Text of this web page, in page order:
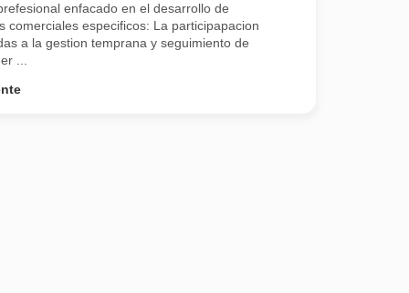
enfacado en el desarrollo de
comerciales especificos: La participapacion
a la gestion temprana y seguimiento de
...
presencia en el mercado, transformando prospectos en